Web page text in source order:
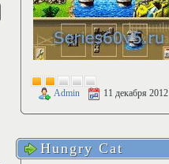
Admin 11 декабря 2012
Hungry Cat